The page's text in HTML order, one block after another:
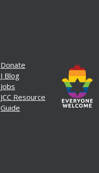
Donate
J Blog
Jobs
JCC Resource
Guide